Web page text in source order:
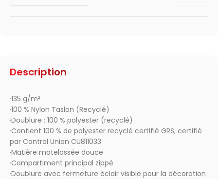
Description
·135 g/m²
·100 % Nylon Taslon (Recyclé)
·Doublure : 100 % polyester (recyclé)
·Contient 100 % de polyester recyclé certifié GRS, certifié
par Control Union CU811033
·Matière matelassée douce
·Compartiment principal zippé
·Doublure avec fermeture éclair visible pour la décoration